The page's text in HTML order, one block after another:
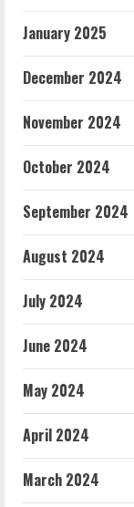
January 2025
December 2024
November 2024
October 2024
September 2024
August 2024
July 2024
June 2024
May 2024
April 2024
March 2024